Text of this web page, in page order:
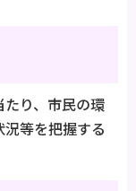
り、市民の環
等を把握する